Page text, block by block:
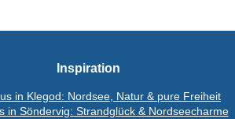
Inspiration
in Klegod: Nordsee, Natur & pure Freiheit
in Söndervig: Strandglück & Nordseecharme